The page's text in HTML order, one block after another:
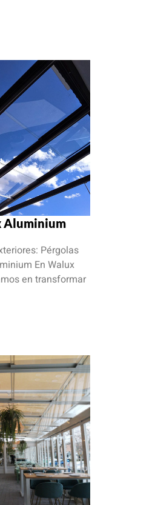
Aluminium
Pérgolas
En Walux
en transformar